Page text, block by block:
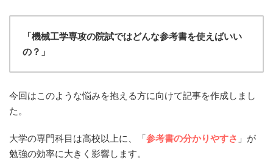
「機械工学専攻の院試ではどんな参考書を使えばいい
の？」
今回はこのような悩みを抱える方に向けて記事を作成しまし
た。
大学の専門科目は高校以上に、「参考書の分かりやすさ 」が
勉強の効率に大きく影響します。